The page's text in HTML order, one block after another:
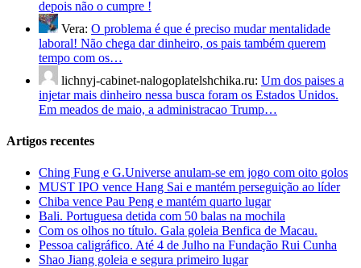
depois não o cumpre !
Vera: O problema é que é preciso mudar mentalidade
laboral! Não chega dar dinheiro, os pais também querem
tempo com os…
lichnyj-cabinet-nalogoplatelshchika.ru: Um dos paises a
injetar mais dinheiro nessa busca foram os Estados Unidos.
Em meados de maio, a administracao Trump…
Artigos recentes
Ching Fung e G.Universe anulam-se em jogo com oito golos
MUST IPO vence Hang Sai e mantém perseguição ao líder
Chiba vence Pau Peng e mantém quarto lugar
Bali. Portuguesa detida com 50 balas na mochila
Com os olhos no título. Gala goleia Benfica de Macau.
Pessoa caligráfico. Até 4 de Julho na Fundação Rui Cunha
Shao Jiang goleia e segura primeiro lugar